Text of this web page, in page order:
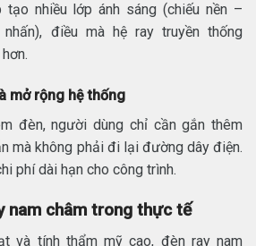
nhiều lớp ánh sáng (chiếu nền –
điều mà hệ ray truyền thống
mở rộng hệ thống
đèn, người dùng chỉ cần gắn thêm
mà không phải đi lại đường dây điện.
phí dài hạn cho công trình.
nam châm trong thực tế
và tính thẩm mỹ cao, đèn ray nam